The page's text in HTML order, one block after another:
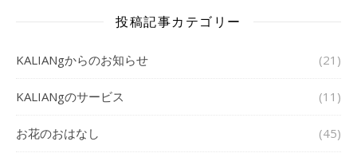
投稿記事カテゴリー
KALIANgからのお知らせ (21)
KALIANgのサービス (11)
お花のおはなし (45)